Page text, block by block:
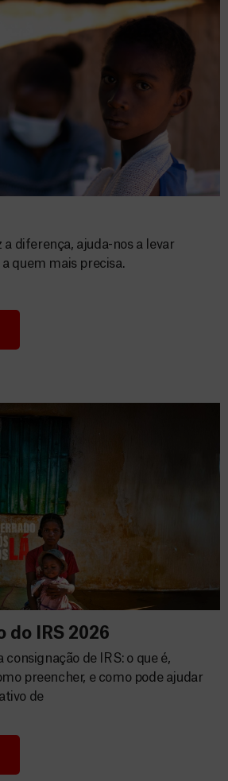
a diferença, ajuda-nos a levar
quem mais precisa.
do IRS 2026
do IRS 2026
consignação de IRS: o que é,
preencher, e como pode ajudar
de